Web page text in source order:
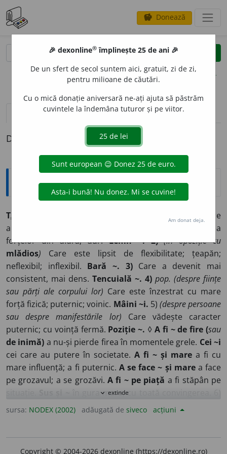
savings Donează
clear
opțiuni
definiții (1) pronunțievolume_up (50)
Definiția cu ID-ul 356116:
Explicative DEX
TA
Care
are o consistență solidă și nu poate fi distrus la acțiunea
forțelor din afară; dur.Lemn ~. 2) (în opoziție cu
mlădios) Care este lipsit de flexibilitate; țeapăn;
neflexibil; inflexibil. Bară ~. 3)Care a devenit mai
consistent, mai dens. Tencuială ~. 4) pop. (despre ființe
sau părți ale corpului lor) Care este înzestrat cu mare
forță fizică; puternic; voinic. Mâini ~i. 5) (despre persoane
sau despre manifestările lor) Care vădește caracter
puternic; cu voință fermă. Poziție ~. ◊ A fi ~ de fire (sau
de inimă) a nu-și pierde firea în momentele grele. Cei ~i
cei care au putere în societate. A fi ~ și mare a fi cu
mare influență; a fi puternic. A se face ~ și marea face
pe grozavul; a se grozăvi. A fi ~ pe piață a fi stăpân pe
în gura mare; cu toată convingerea. 6)
Care are însușiri pozitive; înzestrat cu calitățile
expand_more extinde
sursa: NODEX (2002) adăugată de siveco acțiuni
Copyright © 2004-2026 dexonline (https://dexonline.ro)
🎉 dexonline® împlinește 25 de ani 🎉
De un sfert de secol suntem aici, gratuit, zi de zi,
pentru milioane de căutări.
Cu o mică donație aniversară ne-ați ajuta să păstrăm
cuvintele la îndemâna tuturor și pe viitor.
Am donat deja.